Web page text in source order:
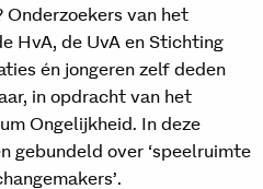
Onderzoekers van het
HvA, de UvA en Stichting
én jongeren zelf deden
in opdracht van het
Ongelijkheid. In deze
gebundeld over ‘speelruimte